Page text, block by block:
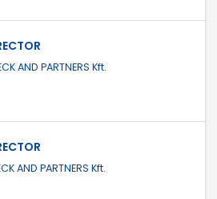
AND PARTNERS Kft.
AND PARTNERS Kft.